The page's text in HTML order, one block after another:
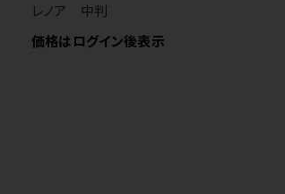
レノア 中判
価格はログイン後表示